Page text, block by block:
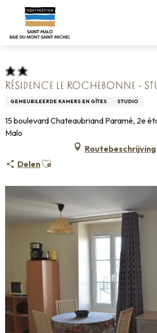
contenu
Home Pro & Pers
Info over accommodatie +
Gemeubileerde accommodatie
Résidence Le Rochebonne - Studio 202
RÉSIDENCE LE ROCHEBONNE -
GEMEUBILEERDE KAMERS EN GÎTES STUDIO
15 boulevard Chateaubriand Paramé, 2e
Malo
Routebeschrijving
DelenAjouter aux favoris